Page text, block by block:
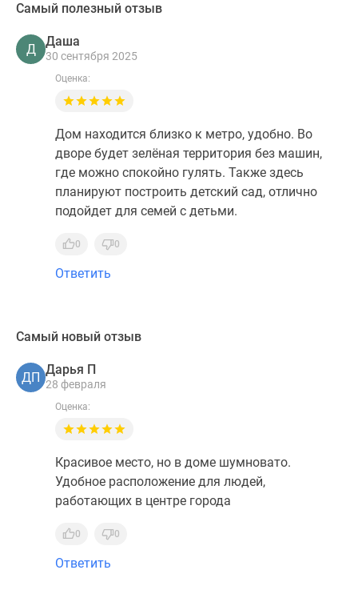
Самый полезный отзыв
Д
Даша
30 сентября 2025
Оценка:
Дом находится близко к метро, удобно. Во
дворе будет зелёная территория без машин,
где можно спокойно гулять. Также здесь
планируют построить детский сад, отлично
подойдет для семей с детьми.
0 0
Ответить
Самый новый отзыв
ДП
Дарья П
28 февраля
Оценка:
Красивое место, но в доме шумновато.
Удобное расположение для людей,
работающих в центре города
0 0
Ответить